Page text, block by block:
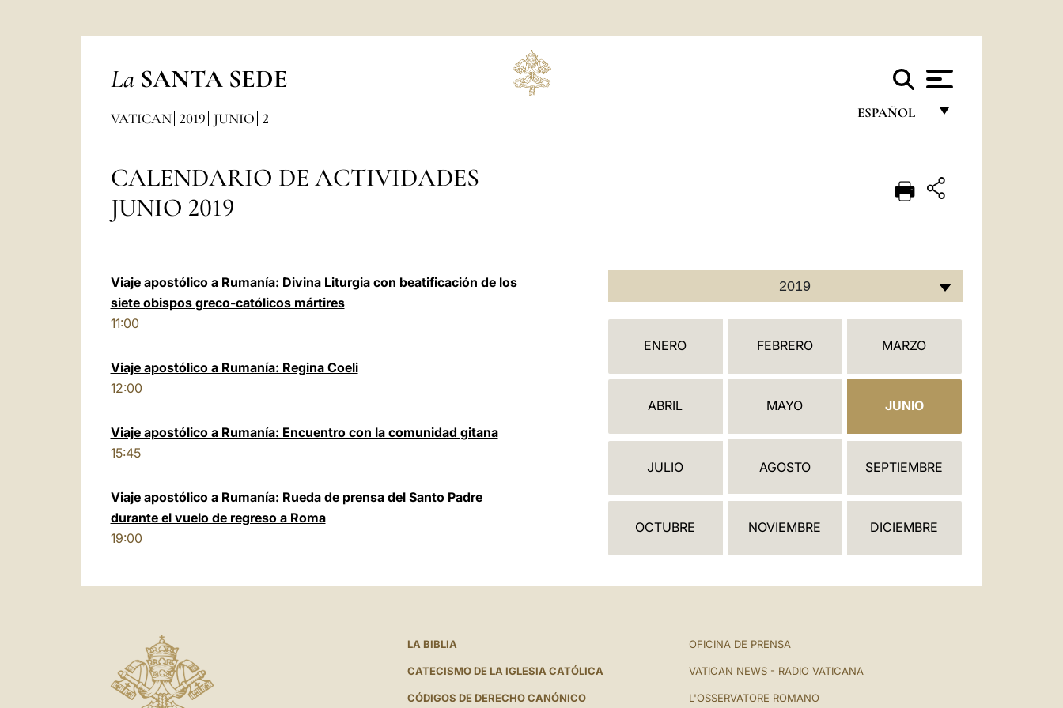
La SANTA SEDE
ESPAÑOL
ITALIANO
ESPAÑOL
VATICAN 2019 JUNIO 2
CALENDARIO DE ACTIVIDADES
JUNIO 2019
Viaje apostólico a Rumanía: Divina Liturgia con beatificación de los
siete obispos greco-católicos mártires
11:00
Viaje apostólico a Rumanía: Regina Coeli
12:00
Viaje apostólico a Rumanía: Encuentro con la comunidad gitana
15:45
Viaje apostólico a Rumanía: Rueda de prensa del Santo Padre
durante el vuelo de regreso a Roma
19:00
2019
N
A
ENERO FEBRERO MARZO
ABRIL MAYO JUNIO
JULIO AGOSTO SEPTIEMBRE
OCTUBRE NOVIEMBRE DICIEMBRE
LA BIBLIA
CATECISMO DE LA IGLESIA CATÓLICA
CÓDIGOS DE DERECHO CANÓNICO
OFICINA DE PRENSA
VATICAN NEWS - RADIO VATICANA
L'OSSERVATORE ROMANO